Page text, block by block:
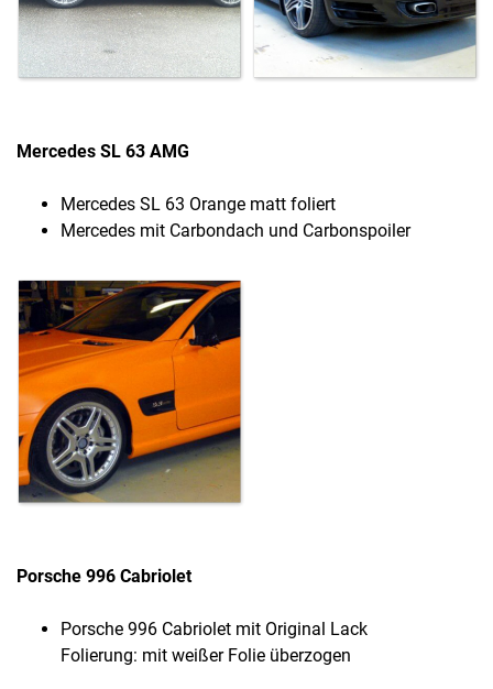
Mercedes SL 63 AMG
Mercedes SL 63 Orange matt foliert
Mercedes mit Carbondach und Carbonspoiler
Porsche 996 Cabriolet
Porsche 996 Cabriolet mit Original Lack
Folierung: mit weißer Folie überzogen